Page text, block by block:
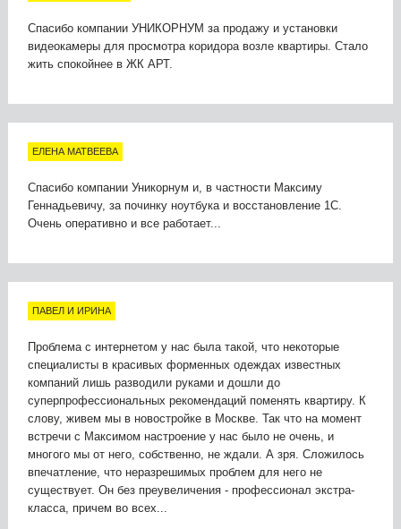
Спасибо компании УНИКОРНУМ за продажу и установки
видеокамеры для просмотра коридора возле квартиры. Стало
жить спокойнее в ЖК АРТ.
ЕЛЕНА МАТВЕЕВА
Спасибо компании Уникорнум и, в частности Максиму
Геннадьевичу, за починку ноутбука и восстановление 1С.
Очень оперативно и все работает...
ПАВЕЛ И ИРИНА
Проблема с интернетом у нас была такой, что некоторые
специалисты в красивых форменных одеждах известных
компаний лишь разводили руками и дошли до
суперпрофессиональных рекомендаций поменять квартиру. К
слову, живем мы в новостройке в Москве. Так что на момент
встречи с Максимом настроение у нас было не очень, и
многого мы от него, собственно, не ждали. А зря. Сложилось
впечатление, что неразрешимых проблем для него не
существует. Он без преувеличения - профессионал экстра-
класса, причем во всех...